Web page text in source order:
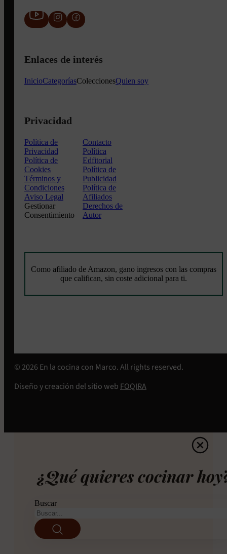
Enlaces de interés
InicioCategoríasColeccionesQuien soy
Privacidad
Política de
Privacidad
Política de
Cookies
Términos y
Condiciones
Aviso Legal
Gestionar
Consentimiento
Contacto
Política
Edfitorial
Política de
Publicidad
Política de
Afiliados
Derechos de
Autor
Como afiliado de Amazon, gano ingresos con las compras
que califican, sin coste adicional para ti.
© 2026 En la cocina con Marco. All rights reserved.
Diseño y creación del sitio web FOQIRA
¿Qué quieres cocinar
Buscar